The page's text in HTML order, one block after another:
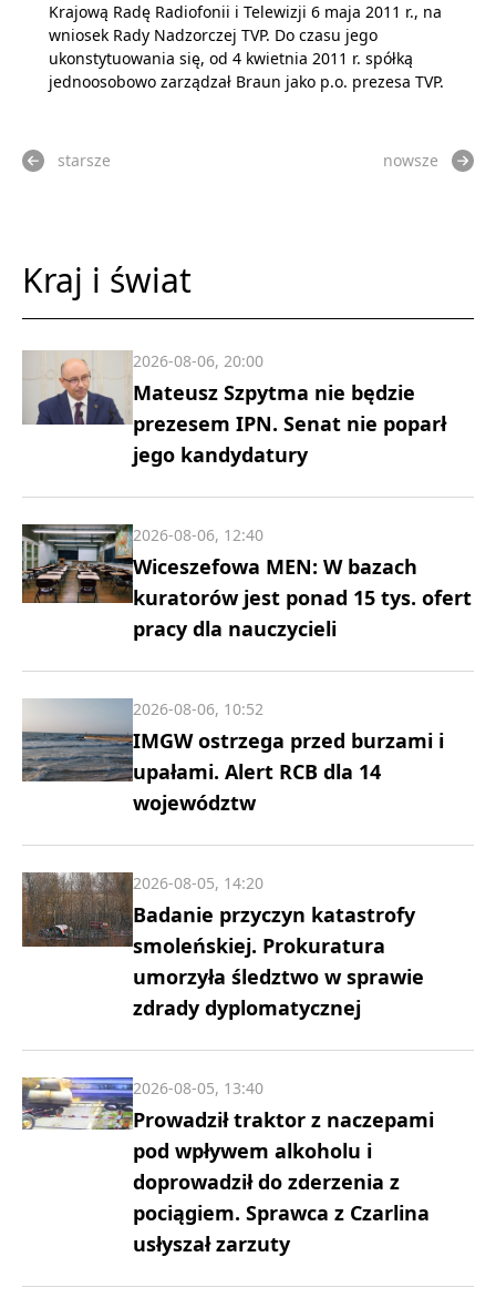
Krajową Radę Radiofonii i Telewizji 6 maja 2011 r., na
wniosek Rady Nadzorczej TVP. Do czasu jego
ukonstytuowania się, od 4 kwietnia 2011 r. spółką
jednoosobowo zarządzał Braun jako p.o. prezesa TVP.
starsze nowsze
Kraj i świat
Mateusz Szpytma nie będzie
prezesem IPN. Senat nie poparł
jego kandydatury
2026-08-06, 20:00
Wiceszefowa MEN: W bazach
kuratorów jest ponad 15 tys. ofert
pracy dla nauczycieli
2026-08-06, 12:40
IMGW ostrzega przed burzami i
upałami. Alert RCB dla 14
województw
2026-08-06, 10:52
Badanie przyczyn katastrofy
smoleńskiej. Prokuratura
umorzyła śledztwo w sprawie
zdrady dyplomatycznej
2026-08-05, 14:20
Prowadził traktor z naczepami
pod wpływem alkoholu i
doprowadził do zderzenia z
pociągiem. Sprawca z Czarlina
usłyszał zarzuty
2026-08-05, 13:40